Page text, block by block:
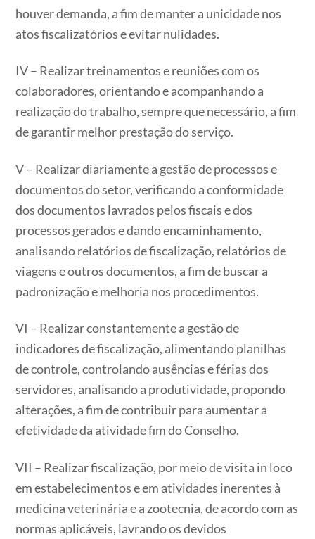
houver demanda, a fim de manter a unicidade nos
atos fiscalizatórios e evitar nulidades.
IV – Realizar treinamentos e reuniões com os
colaboradores, orientando e acompanhando a
realização do trabalho, sempre que necessário, a fim
de garantir melhor prestação do serviço.
V – Realizar diariamente a gestão de processos e
documentos do setor, verificando a conformidade
dos documentos lavrados pelos fiscais e dos
processos gerados e dando encaminhamento,
analisando relatórios de fiscalização, relatórios de
viagens e outros documentos, a fim de buscar a
padronização e melhoria nos procedimentos.
VI – Realizar constantemente a gestão de
indicadores de fiscalização, alimentando planilhas
de controle, controlando ausências e férias dos
servidores, analisando a produtividade, propondo
alterações, a fim de contribuir para aumentar a
efetividade da atividade fim do Conselho.
VII – Realizar fiscalização, por meio de visita in loco
em estabelecimentos e em atividades inerentes à
medicina veterinária e a zootecnia, de acordo com as
normas aplicáveis, lavrando os devidos